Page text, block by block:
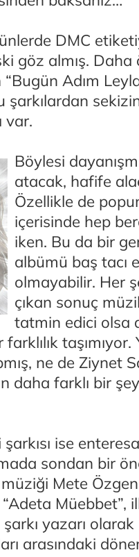
DMC
göz almış. Daha
Adım
şarkılardan
var.
Böylesi
atacak, hafife
Özellikle de
içerisinde hep
iken. Bu da bir
albümü baş tacı
olmayabilir. Her
çıkan sonuç
tatmin edici olsa
taşımıyor.
ne de Ziynet
daha farklı bir
ise
sondan bir
Mete
Müebbet”,
şarkı yazarı
arasındaki